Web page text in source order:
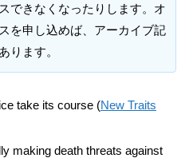
できなくなったりします。オ
を申し込めば、アーカイブ記
ります。
take its course (New Traits
making death threats against